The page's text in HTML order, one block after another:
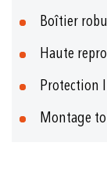
gallery
Boîtier
Haute
Protection
Montage